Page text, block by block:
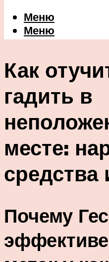
Меню
Меню
Как
гадить в
месте:
средства
Почему